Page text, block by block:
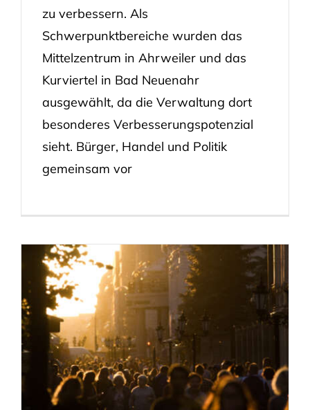
zu verbessern. Als
Schwerpunktbereiche wurden das
Mittelzentrum in Ahrweiler und das
Kurviertel in Bad Neuenahr
ausgewählt, da die Verwaltung dort
besonderes Verbesserungspotenzial
sieht. Bürger, Handel und Politik
gemeinsam vor